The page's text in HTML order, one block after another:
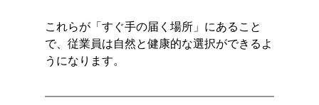
これらが「すぐ手の届く場所」にあること
で、従業員は自然と健康的な選択ができるよ
うになります。